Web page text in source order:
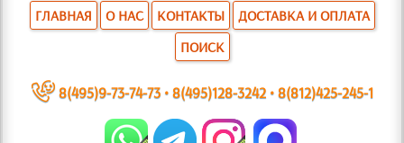
ГЛАВНАЯ О НАС КОНТАКТЫ
ДОСТАВКА И ОПЛАТА
ПОИСК
~ 8(495)9-73-74-73•8(495)128-3242•8(812)425-245-1